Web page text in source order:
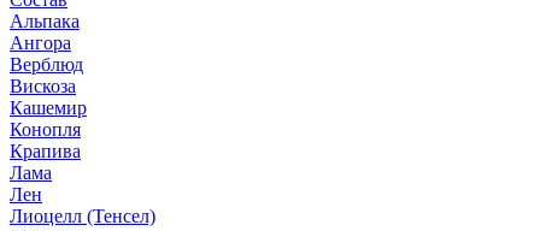
Альпака
Ангора
Верблюд
Вискоза
Кашемир
Конопля
Крапива
Лама
Лен
Лиоцелл (Тенсел)